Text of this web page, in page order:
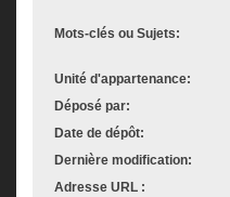
Mots-clés ou Sujets:
Unité d'appartenance:
Déposé par:
Date de dépôt:
Dernière modification:
Adresse URL :